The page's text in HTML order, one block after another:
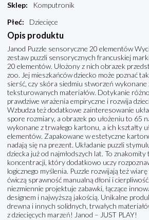
Sklep:
Komputronik
Płeć: Dziecięce
Opis produktu
Janod Puzzle sensoryczne 20 elementów
zestaw puzzli sensorycznych francuskiej
20 elementów. Ułożony z nich obrazek
zoo. Jej mieszkańców dziecko może poznać
sierść, czy skóra siedmiu stworzeń wykonane
teksturowanych materiałów. Dotykanie
prawdziwe wrażenia empiryczne i rozwija
Wzbudza też dodatkowe zainteresowanie
spore rozmiary, a obrazek po ułożeniu to 65
wykonane z trwałego kartonu, a ich kształty
elementów. Zapakowane w estetyczne
nadają się na prezent. Układanie puzzli
dziecka już od najmłodszych lat. To znakomity
koncentracji, który dodatkowo uczy
logicznego myślenia. Puzzle rozwijają też
ćwiczą sprawność manualną dłoni i
niezmiennie projektuje zabawki, łączące
designem i najwyższą jakością. Unikalne
drewna i innych solidnych, trwałych
z dziecięcych marzeń! Janod – JUST PLAY!